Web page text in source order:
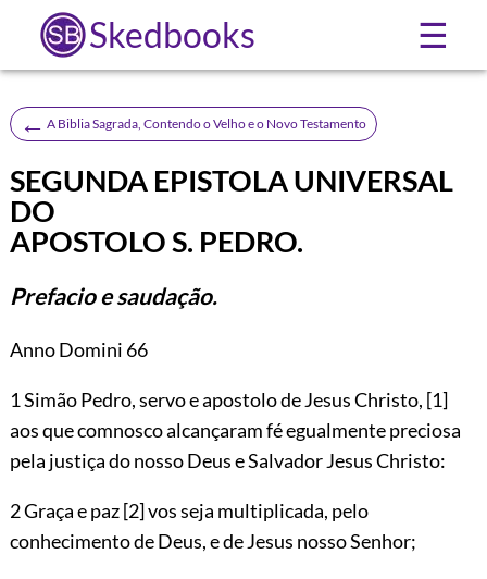
Skedbooks ☰
← A Biblia Sagrada, Contendo o Velho e o Novo Testamento
SEGUNDA EPISTOLA UNIVERSAL
DO
APOSTOLO S. PEDRO.
Prefacio e saudação.
Anno Domini 66
1Simão Pedro, servo e apostolo de Jesus Christo, [1]
aos que comnosco alcançaram fé egualmente preciosa
pela justiça do nosso Deus e Salvador Jesus Christo:
2 Graça e paz[2]vos seja multiplicada, pelo
conhecimento de Deus, e de Jesus nosso Senhor;